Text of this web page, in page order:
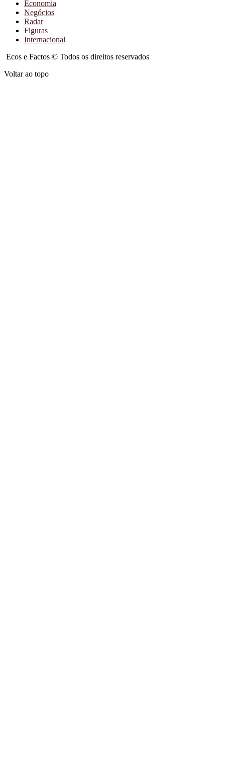
Economia
Negócios
Radar
Figuras
Internacional
Ecos e Factos © Todos os direitos reservados
Voltar ao topo